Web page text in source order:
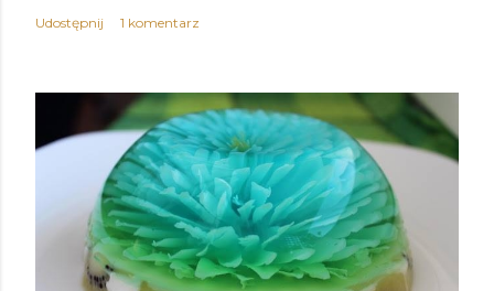
Udostępnij 1 komentarz